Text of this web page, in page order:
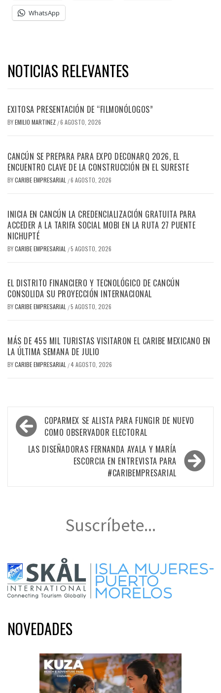
WhatsApp
NOTICIAS RELEVANTES
EXITOSA PRESENTACIÓN DE “FILMONÓLOGOS”
BYEMILIO MARTINEZ /6 AGOSTO, 2026
CANCÚN SE PREPARA PARA EXPO DECONARQ 2026, EL
ENCUENTRO CLAVE DE LA CONSTRUCCIÓN EN EL SURESTE
BYCARIBE EMPRESARIAL /6 AGOSTO, 2026
INICIA EN CANCÚN LA CREDENCIALIZACIÓN GRATUITA PARA
ACCEDER A LA TARIFA SOCIAL MOBI EN LA RUTA 27 PUENTE
NICHUPTÉ
BYCARIBE EMPRESARIAL /5 AGOSTO, 2026
EL DISTRITO FINANCIERO Y TECNOLÓGICO DE CANCÚN
CONSOLIDA SU PROYECCIÓN INTERNACIONAL
BYCARIBE EMPRESARIAL /5 AGOSTO, 2026
MÁS DE 455 MIL TURISTAS VISITARON EL CARIBE MEXICANO EN
LA ÚLTIMA SEMANA DE JULIO
BYCARIBE EMPRESARIAL /4 AGOSTO, 2026
Navegación
de
entradas
COPARMEX SE ALISTA PARA FUNGIR DE NUEVO
COMO OBSERVADOR ELECTORAL
LAS DISEÑADORAS FERNANDA AYALA Y MARÍA
ESCORCIA EN ENTREVISTA PARA
#CARIBEMPRESARIAL
Suscríbete...
NOVEDADES